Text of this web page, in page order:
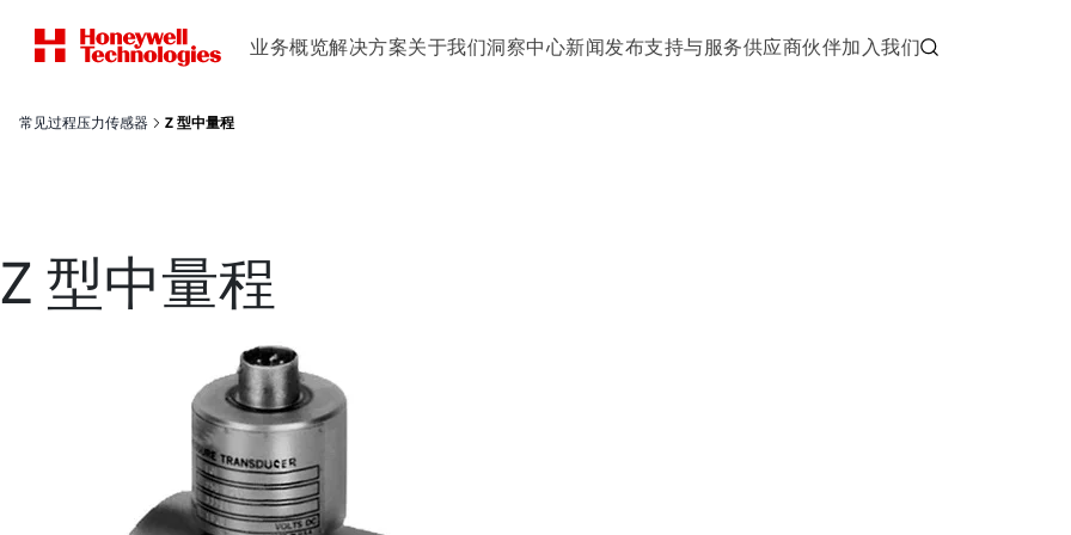
业务概览解决方案关于我们洞察中心新闻发布支持与服务供应商伙伴加入我们
常见过程压力传感器 Z 型中量程
Z 型中量程